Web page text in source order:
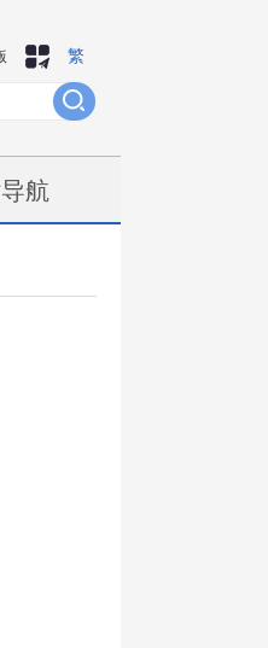
繁
航